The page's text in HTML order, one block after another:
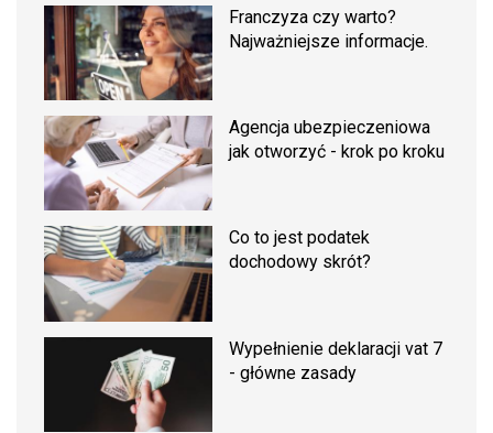
Franczyza czy warto?
Najważniejsze informacje.
Agencja ubezpieczeniowa
jak otworzyć - krok po kroku
Co to jest podatek
dochodowy skrót?
Wypełnienie deklaracji vat 7
- główne zasady